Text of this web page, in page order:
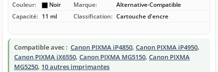
Couleur: Noir Marque:
Alternative-Compatible
Capacité: 11 ml Classification: Cartouche d'encre
Compatible avec : Canon PIXMA iP4850, Canon PIXMA iP4950,
Canon PIXMA iX6550, Canon PIXMA MG5150, Canon PIXMA
MG5250, 10 autres imprimantes